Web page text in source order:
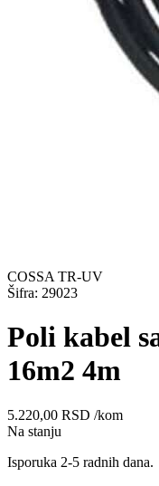
COSSA TR-UV
Šifra: 29023
Poli kabel
16m2 4m
5.220,00 RSD /kom
Na stanju
Isporuka 2-5 radnih dana.